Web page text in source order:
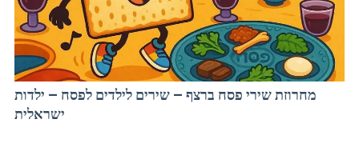
מחרוזת שירי פסח ברצף – שירים לילדים לפסח – ילדות
ישראלית